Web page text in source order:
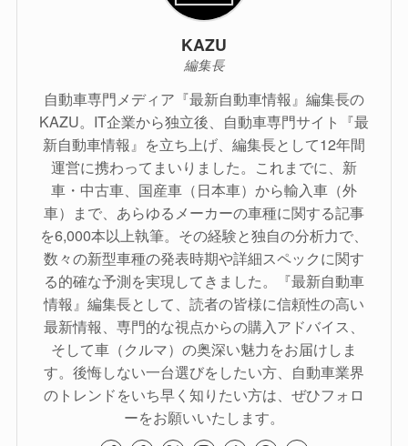
KAZU
編集長
自動車専門メディア『最新自動車情報』編集長の
KAZU。IT企業から独立後、自動車専門サイト『最
新自動車情報』を立ち上げ、編集長として12年間
運営に携わってまいりました。これまでに、新
車・中古車、国産車（日本車）から輸入車（外
車）まで、あらゆるメーカーの車種に関する記事
を6,000本以上執筆。その経験と独自の分析力で、
数々の新型車種の発表時期や詳細スペックに関す
る的確な予測を実現してきました。『最新自動車
情報』編集長として、読者の皆様に信頼性の高い
最新情報、専門的な視点からの購入アドバイス、
そして車（クルマ）の奥深い魅力をお届けしま
す。後悔しない一台選びをしたい方、自動車業界
のトレンドをいち早く知りたい方は、ぜひフォロ
ーをお願いいたします。